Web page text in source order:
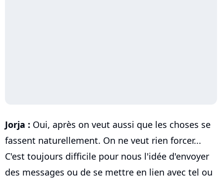
Jorja : Oui, après on veut aussi que les choses se
fassent naturellement. On ne veut rien forcer...
C'est toujours difficile pour nous l'idée d'envoyer
des messages ou de se mettre en lien avec tel ou